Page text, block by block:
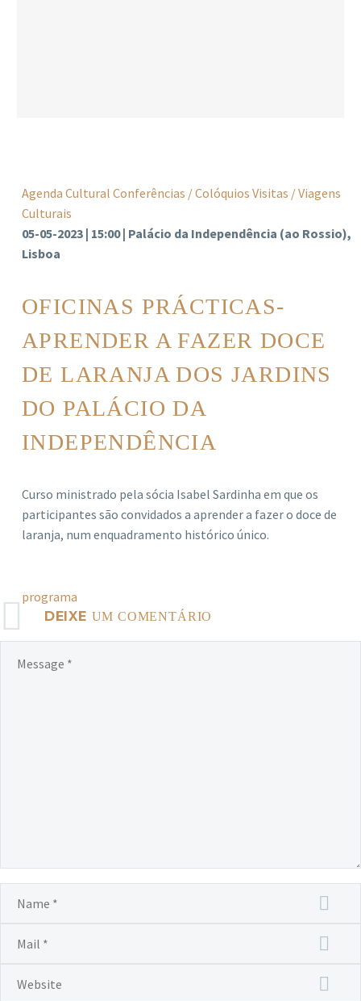
Agenda Cultural Conferências / Colóquios Visitas / Viagens
Culturais
05-05-2023 | 15:00 | Palácio da Independência (ao Rossio),
Lisboa
OFICINAS PRÁCTICAS-
APRENDER A FAZER DOCE
DE LARANJA DOS JARDINS
DO PALÁCIO DA
INDEPENDÊNCIA
Curso ministrado pela sócia Isabel Sardinha em que os
participantes são convidados a aprender a fazer o doce de
laranja, num enquadramento histórico único.
programa
DEIXE UM COMENTÁRIO